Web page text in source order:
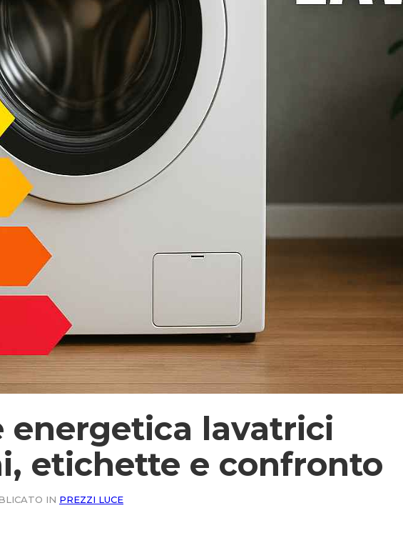
energetica lavatrici
etichette e confronto
IN PREZZI LUCE